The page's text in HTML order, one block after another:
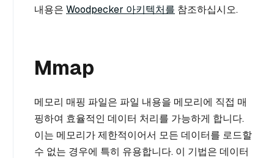
내용은 Woodpecker 아키텍처를 참조하십시오.
Mmap
메모리 매핑 파일은 파일 내용을 메모리에 직접 매
핑하여 효율적인 데이터 처리를 가능하게 합니다.
이는 메모리가 제한적이어서 모든 데이터를 로드할
수 없는 경우에 특히 유용합니다. 이 기법은 데이터